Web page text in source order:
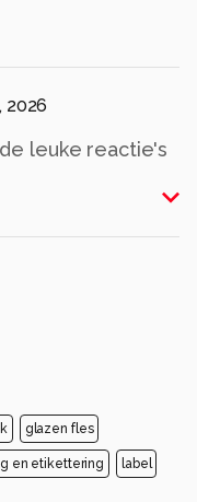
2026
leuke reactie's
glazen fles
en etikettering label